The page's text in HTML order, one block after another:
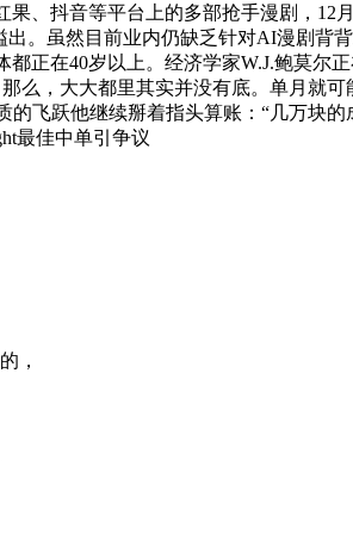
果、抖音等平台上的多部抢手漫剧，12
。虽然目前业内仍缺乏针对AI漫剧背
正在40岁以上。经济学家W.J.鲍莫尔
么，大大都里其实并没有底。单月就
飞跃他继续掰着指头算账：“几万块的
最佳中单引争议
，